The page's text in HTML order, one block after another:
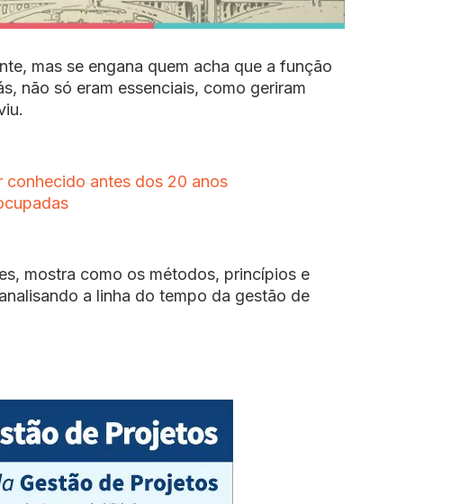
mas se engana quem acha que a função
não só eram essenciais, como geriram
conhecido antes dos 20 anos
mostra como os métodos, princípios e
a linha do tempo da gestão de